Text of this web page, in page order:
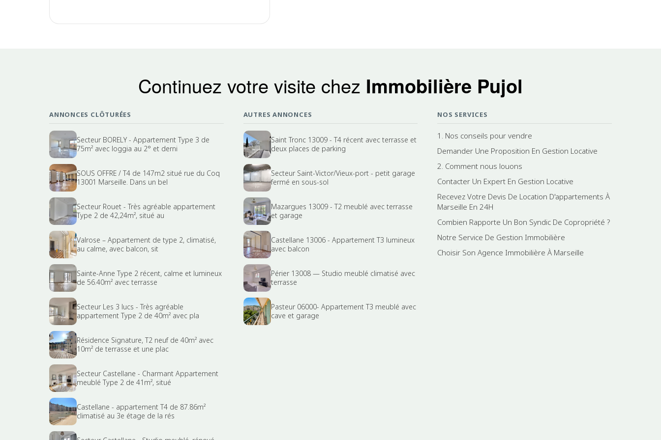
Continuez votre visite chez Immobilière Pujol
ANNONCES CLÔTURÉES
Secteur BORELY - Appartement Type 3 de
75m² avec loggia au 2° et derni
SOUS OFFRE / T4 de 147m2 situé rue du Coq
13001 Marseille. Dans un bel
Secteur Rouet - Très agréable appartement
Type 2 de 42,24m², situé au
Valrose – Appartement de type 2, climatisé,
au calme, avec balcon, sit
Sainte-Anne Type 2 récent, calme et lumineux
de 56.40m² avec terrasse
Secteur Les 3 lucs - Très agréable
appartement Type 2 de 40m² avec pla
Résidence Signature, T2 neuf de 40m² avec
10m² de terrasse et une plac
Secteur Castellane - Charmant Appartement
meublé Type 2 de 41m², situé
Castellane - appartement T4 de 87.86m²
climatisé au 3e étage de la rés
AUTRES ANNONCES
Saint Tronc 13009 - T4 récent avec terrasse et
deux places de parking
Secteur Saint-Victor/Vieux-port - petit garage
fermé en sous-sol
Mazargues 13009 - T2 meublé avec terrasse
et garage
Castellane 13006 - Appartement T3 lumineux
avec balcon
Périer 13008 — Studio meublé climatisé avec
terrasse
Pasteur 06000- Appartement T3 meublé avec
cave et garage
NOS SERVICES
1. Nos conseils pour vendre
Demander Une Proposition En Gestion Locative
2. Comment nous louons
Contacter Un Expert En Gestion Locative
Recevez Votre Devis De Location D'appartements À
Marseille En 24H
Combien Rapporte Un Bon Syndic De Copropriété ?
Notre Service De Gestion Immobilière
Choisir Son Agence Immobilière À Marseille